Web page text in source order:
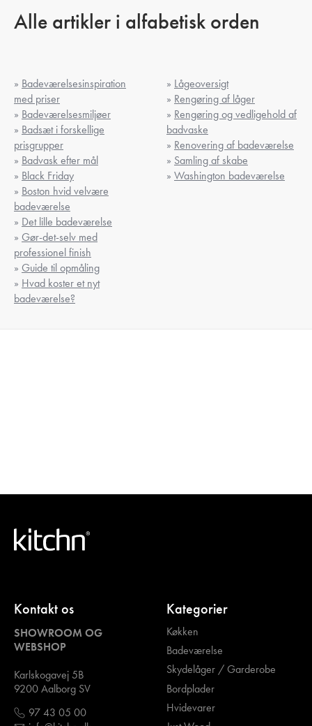
Alle artikler i alfabetisk orden
» Badeværelsesinspiration
med priser
» Badeværelsesmiljøer
» Badsæt i forskellige
prisgrupper
» Badvask efter mål
» Black Friday
» Boston hvid velvære
badeværelse
» Det lille badeværelse
» Gør-det-selv med
professionel finish
» Guide til opmåling
» Hvad koster et nyt
badeværelse?
» Lågeoversigt
» Rengøring af låger
» Rengøring og vedligehold af
badvaske
» Renovering af badeværelse
» Samling af skabe
» Washington badeværelse
Kontakt os
SHOWROOM OG
WEBSHOP
Karlskogavej 5B
9200 Aalborg SV
97 43 05 00
Kategorier
Køkken
Badeværelse
Skydelåger / Garderobe
Bordplader
Hvidevarer